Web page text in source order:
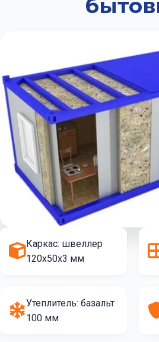
Каркас: швеллер
120х50х3 мм
Утеплитель: базальт
100 мм